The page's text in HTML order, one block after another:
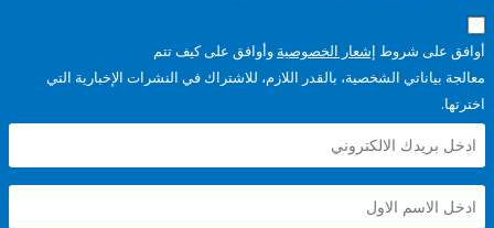
شروطإشعار الخصوصيةوأوافق على كيف تتم
الشخصية، بالقدر اللازم، للاشتراك في النشرات الإخبارية التي